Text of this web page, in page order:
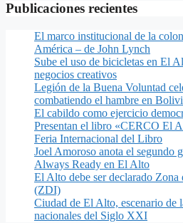
Publicaciones recientes
El marco institucional de la
América – de John Lynch
Sube el uso de bicicletas en El
negocios creativos
Legión de la Buena Voluntad
combatiendo el hambre en
El cabildo como ejercicio
Presentan el libro «CERCO El
Feria Internacional del Libro
Joel Amoroso anota el segundo
Always Ready en El Alto
El Alto debe ser declarado
(ZDI)
Ciudad de El Alto, escenario de
nacionales del Siglo XXI